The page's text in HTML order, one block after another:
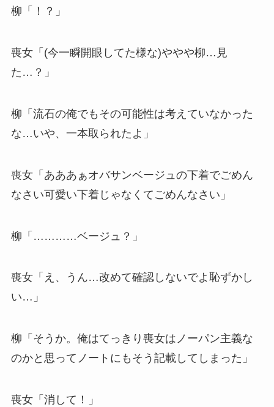
柳「！？」
喪女「(今一瞬開眼してた様な)ややや柳…見
た…？」
柳「流石の俺でもその可能性は考えていなかった
な…いや、一本取られたよ」
喪女「あああぁオバサンベージュの下着でごめん
なさい可愛い下着じゃなくてごめんなさい」
柳「…………ベージュ？」
喪女「え、うん…改めて確認しないでよ恥ずかし
い…」
柳「そうか。俺はてっきり喪女はノーパン主義な
のかと思ってノートにもそう記載してしまった」
喪女「消して！」